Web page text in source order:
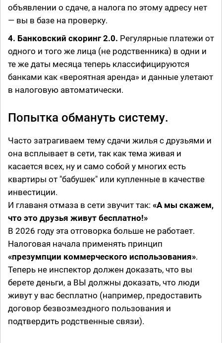
объявлении о сдаче, а налога по этому адресу нет
— вы в базе на проверку.
4. Банковский скоринг 2.0. Регулярные платежи от
одного и того же лица (не родственника) в одни и
те же даты месяца теперь классифицируются
банками как «вероятная аренда» и данные улетают
в налоговую автоматически.
Попытка обмануть систему.
Часто затрагиваем тему сдачи жилья с друзьями и
она всплывает в сети, так как тема живая и
касается всех, ну и само собой у многих есть
квартиры от "бабушек" или купленные в качестве
инвестиции.
И главаня отмаза в сети звучит так: «А мы скажем,
что это друзья живут бесплатно!»
В 2026 году эта отговорка больше не работает.
Налоговая начала применять принцип
«презумпции коммерческого использования».
Теперь не инспектор должен доказать, что вы
берете деньги, а ВЫ должны доказать, что люди
живут у вас бесплатно (например, предоставить
договор безвозмездного пользования и
подтвердить родственные связи).